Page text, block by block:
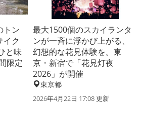
トン
イク
と味
限定
最大1500個のスカイランタ
ンが一斉に浮かび上がる、
幻想的な花見体験を。東
京・新宿で「花見灯夜
2026」が開催
東京都
2026年4月22日 17:08 更新